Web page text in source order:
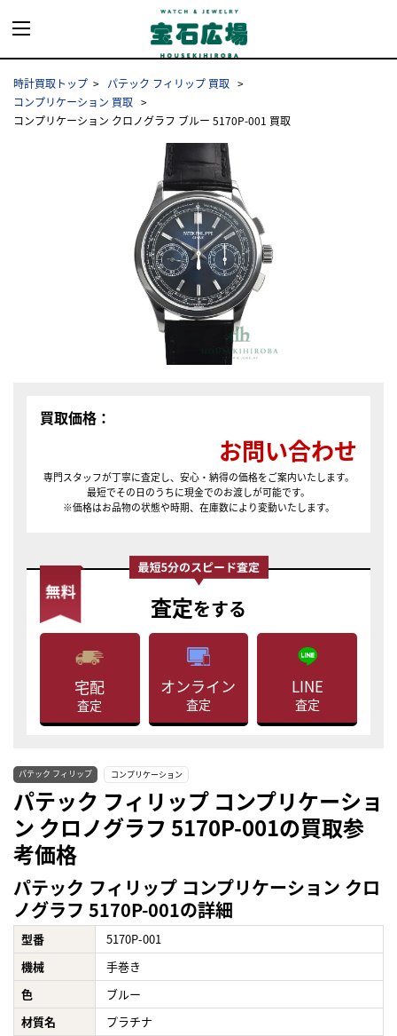
時計買取トップ
パテック フィリップ 買取
コンプリケーション 買取
コンプリケーション クロノグラフ ブルー 5170P-001 買取
買取価格：
お問い合わせ
専門スタッフが丁寧に査定し、安心・納得の価格をご案内いたします。
最短でその日のうちに現金でのお渡しが可能です。
※価格はお品物の状態や時期、在庫数により変動いたします。
査定をする
宅配
査定
オンライン
査定
LINE
査定
パテック フィリップ コンプリケーション
パテック フィリップ コンプリケーショ
ン クロノグラフ 5170P-001の買取参
考価格
パテック フィリップ コンプリケーション クロ
ノグラフ 5170P-001の詳細
型番
5170P-001
機械
手巻き
色
ブルー
材質名
プラチナ